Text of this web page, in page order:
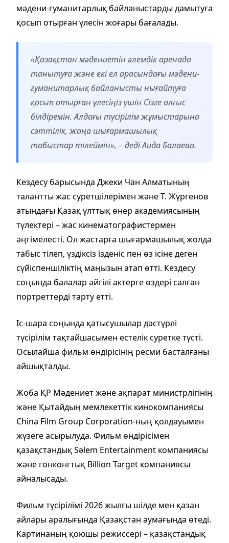
мәдени-гуманитарлық байланыстарды дамытуға
қосып отырған үлесін жоғары бағалады.
«Қазақстан мәдениетін әлемдік аренада
танытуға және екі ел арасындағы мәдени-
гуманитарлық байланысты нығайтуға
қосып отырған үлесіңіз үшін Сізге алғыс
білдіремін. Алдағы түсірілім жұмыстарына
сәттілік, жаңа шығармашылық
табыстар тілеймін», – деді Аида Балаева.
Кездесу барысында Джеки Чан Алматының
талантты жас суретшілерімен және Т. Жүргенов
атындағы Қазақ ұлттық өнер академиясының
түлектері – жас кинематографистермен
әңгімелесті. Ол жастарға шығармашылық жолда
табыс тілеп, үздіксіз ізденіс пен өз ісіне деген
сүйіспеншіліктің маңызын атап өтті. Кездесу
соңында балалар әйгілі актерге өздері салған
портреттерді тарту етті.
Іс-шара соңында қатысушылар дәстүрлі
түсірілім тақтайшасымен естелік суретке түсті.
Осылайша фильм өндірісінің ресми басталғаны
айшықталды.
Жоба ҚР Мәдениет және ақпарат министрлігінің
және Қытайдың мемлекеттік кинокомпаниясы
China Film Group Corporation-ның қолдауымен
жүзеге асырылуда. Фильм өндірісімен
қазақстандық Sәlem Entertainment компаниясы
және гонконгтық Billion Target компаниясы
айналысады.
Фильм түсірілімі 2026 жылғы шілде мен қазан
айлары аралығында Қазақстан аумағында өтеді.
Картинаның қоюшы режиссері – қазақстандық